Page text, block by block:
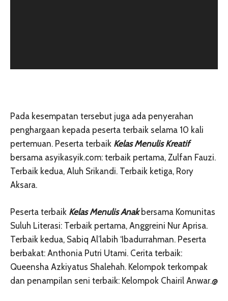
Pada kesempatan tersebut juga ada penyerahan
penghargaan kepada peserta terbaik selama 10 kali
pertemuan. Peserta terbaik Kelas Menulis Kreatif
bersama asyikasyik.com: terbaik pertama, Zulfan Fauzi.
Terbaik kedua, Aluh Srikandi. Terbaik ketiga, Rory
Aksara.
Peserta terbaik Kelas Menulis Anakbersama Komunitas
Suluh Literasi: Terbaik pertama, Anggreini Nur Aprisa.
Terbaik kedua, Sabiq Al’labih ‘Ibadurrahman. Peserta
berbakat: Anthonia Putri Utami. Cerita terbaik:
Queensha Azkiyatus Shalehah. Kelompok terkompak
dan penampilan seni terbaik: Kelompok Chairil Anwar.@